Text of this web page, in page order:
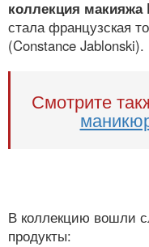
коллекция макияжа
стала французская
(Constance Jablonski).
Смотрите
В коллекцию вошли
продукты: